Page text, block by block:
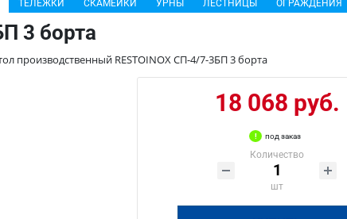
ТЕЛЕЖКИ СКАМЕЙКИ УРНЫ ЛЕСТНИЦЫ ОГРАЖДЕНИЯ
3 борта
производственный RESTOINOX СП-4/7-3БП 3 борта
18 068 руб.
под заказ
Количество
шт